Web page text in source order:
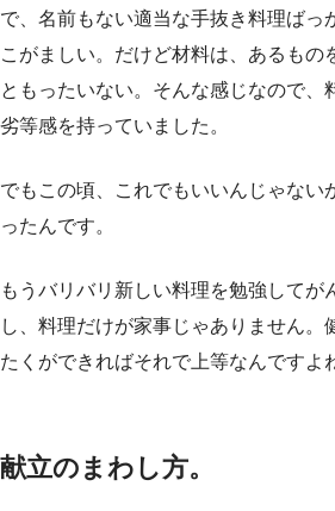
で、名前もない適当な手抜き料理ばっ
こがましい。だけど材料は、あるもの
ともったいない。そんな感じなので、
劣等感を持っていました。
でもこの頃、これでもいいんじゃない
ったんです。
もうバリバリ新しい料理を勉強してが
し、料理だけが家事じゃありません。
たくができればそれで上等なんですよ
献立のまわし方。